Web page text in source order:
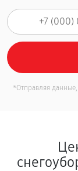
*Отправляя